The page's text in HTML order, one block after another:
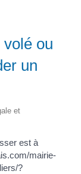
ou
un
et
est à
mairie-
?